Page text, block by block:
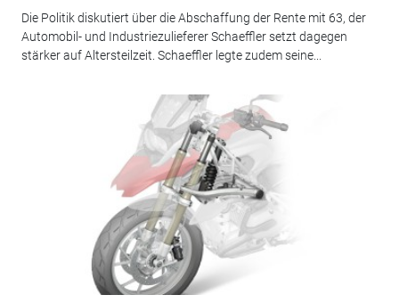
Die Politik diskutiert über die Abschaffung der Rente mit 63, der
Automobil- und Industriezulieferer Schaeffler setzt dagegen
stärker auf Altersteilzeit. Schaeffler legte zudem seine...